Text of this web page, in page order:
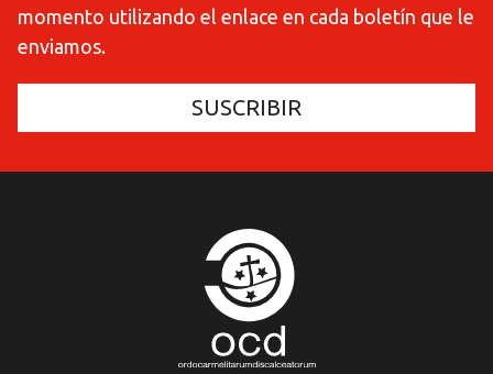
momento utilizando el enlace en cada boletín que le
enviamos.